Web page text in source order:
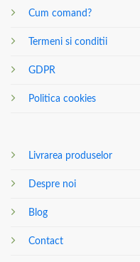
Cum comand?
Termeni si conditii
GDPR
Politica cookies
Livrarea produselor
Despre noi
Blog
Contact